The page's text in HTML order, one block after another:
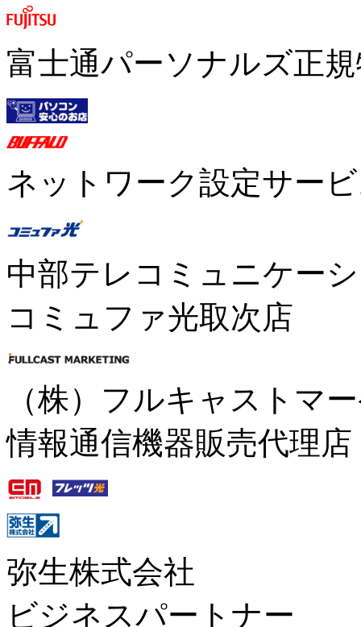
富士通パーソナルズ正
ネットワーク設定サー
中部テレコミュニケー
コミュファ光取次店
（株）フルキャストマ
情報通信機器販売代理店
弥生株式会社
ビジネスパートナー